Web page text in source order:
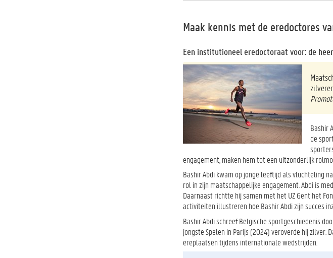
Maak kennis met de eredoctores
Een institutioneel eredoctoraat voor: de
Bashir
de
engagement, maken hem tot een uitzonderlijk
Bashir Abdi kwam op jonge leeftijd als vluchteling
rol in zijn maatschappelijke engagement. Abdi is
Daarnaast richtte hij samen met het UZ Gent het
activiteiten illustreren hoe Bashir Abdi zijn succes
Bashir Abdi schreef Belgische sportgeschiedenis
jongste Spelen in Parijs (2024) veroverde hij zilver.
ereplaatsen tijdens internationale wedstrijden.